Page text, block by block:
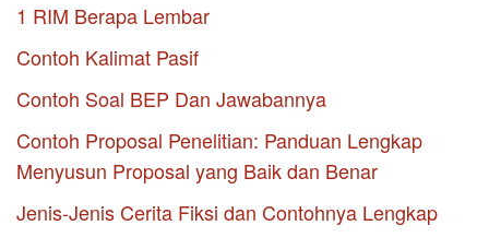
1 RIM Berapa Lembar
Contoh Kalimat Pasif
Contoh Soal BEP Dan Jawabannya
Contoh Proposal Penelitian: Panduan Lengkap
Menyusun Proposal yang Baik dan Benar
Jenis-Jenis Cerita Fiksi dan Contohnya Lengkap